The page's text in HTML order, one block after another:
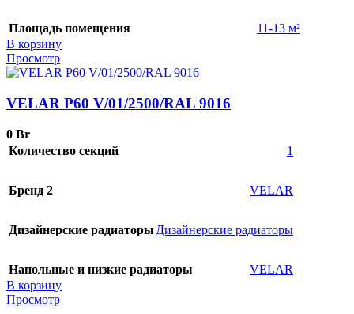
Площадь помещения
11-13 м²
В корзину
Просмотр
VELAR P60 V/01/2500/RAL 9016
0 Br
Количество секций
1
Бренд 2 VELAR
Дизайнерские радиаторы Дизайнерские радиаторы
Напольные и низкие радиаторы
VELAR
В корзину
Просмотр